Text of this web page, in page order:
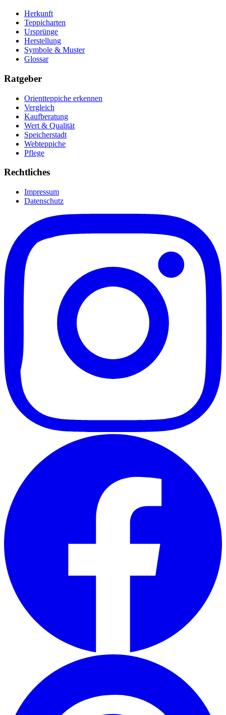
Herkunft
Teppicharten
Ursprünge
Herstellung
Symbole & Muster
Glossar
Ratgeber
Orientteppiche erkennen
Vergleich
Kaufberatung
Wert & Qualität
Speicherstadt
Webteppiche
Pflege
Rechtliches
Impressum
Datenschutz